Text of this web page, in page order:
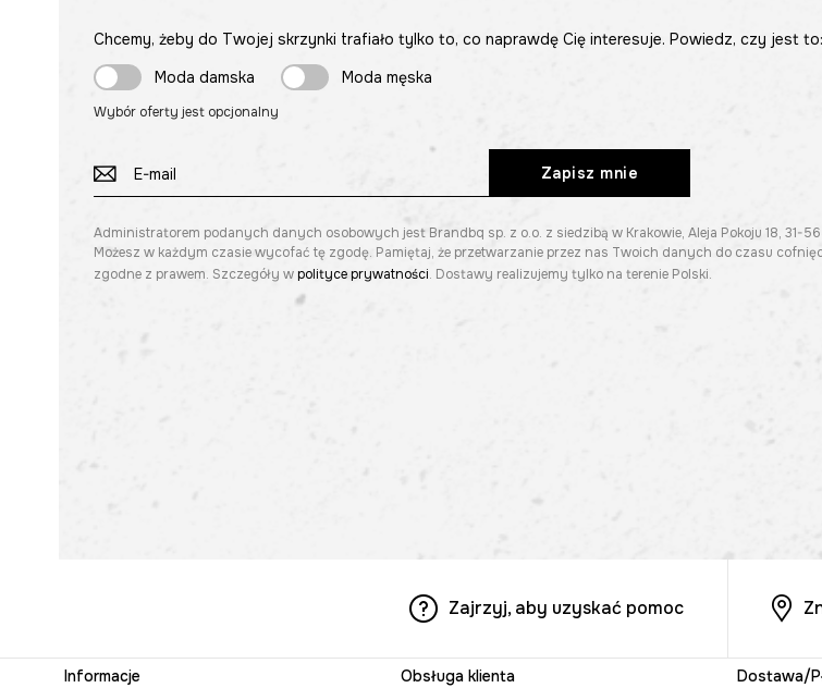
Chcemy, żeby do Twojej skrzynki trafiało tylko to, co naprawdę Cię interesuje. Powiedz, czy jest to:
Moda damska
Moda męska
Wybór oferty jest opcjonalny
Zapisz mnie
Administratorem podanych danych osobowych jest Brandbq sp. z o.o. z siedzibą w Krakowie, Aleja Pokoju 18, 31-
Możesz w każdym czasie wycofać tę zgodę. Pamiętaj, że przetwarzanie przez nas Twoich danych do czasu
zgodne z prawem. Szczegóły wpolityce prywatności. Dostawy realizujemy tylko na terenie Polski.
Zajrzyj, aby uzyskać pomoc
Informacje Obsługa klienta Dostawa/